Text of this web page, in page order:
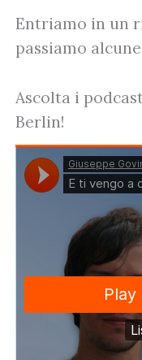
Entriamo in un
passiamo
Ascolta i
Berlin!